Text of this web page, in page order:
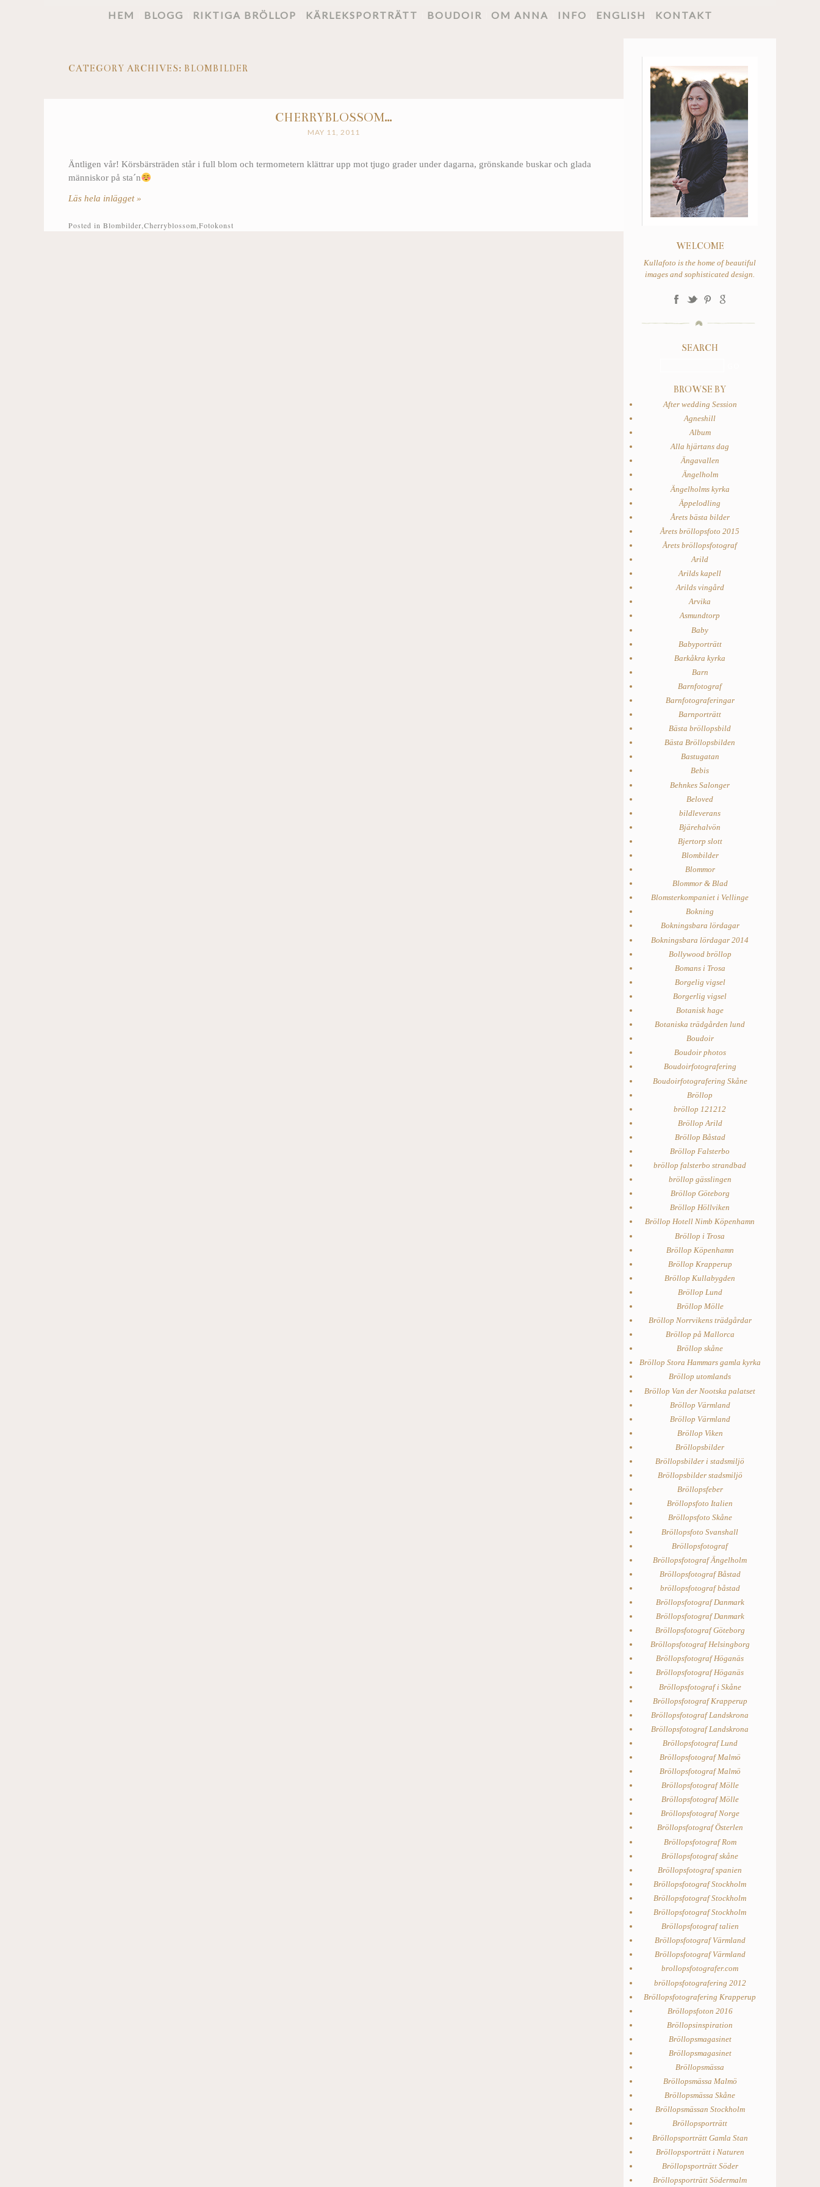
HEM BLOGG RIKTIGA BRÖLLOP KÄRLEKSPORTRÄTT BOUDOIR OM ANNA INFO ENGLISH KONTAKT
CATEGORY ARCHIVES: BLOMBILDER
CHERRYBLOSSOM…
MAY 11, 2011
Äntligen vår! Körsbärsträden står i full blom och termometern klättrar upp mot tjugo grader under dagarna, grönskande buskar och glada
människor på sta´n
Läs hela inlägget »
Posted in Blombilder Cherryblossom Fotokonst
WELCOME
Kullafoto is the home of beautiful
images and sophisticated design.
SEARCH
BROWSE BY
After wedding Session
Agneshill
Album
Alla hjärtans dag
Ängavallen
Ängelholm
Ängelholms kyrka
Äppelodling
Årets bästa bilder
Årets bröllopsfoto 2015
Årets bröllopsfotograf
Arild
Arilds kapell
Arilds vingård
Arvika
Asmundtorp
Baby
Babyporträtt
Barkåkra kyrka
Barn
Barnfotograf
Barnfotograferingar
Barnporträtt
Bästa bröllopsbild
Bästa Bröllopsbilden
Bastugatan
Bebis
Behnkes Salonger
Beloved
bildleverans
Bjärehalvön
Bjertorp slott
Blombilder
Blommor
Blommor & Blad
Blomsterkompaniet i Vellinge
Bokning
Bokningsbara lördagar
Bokningsbara lördagar 2014
Bollywood bröllop
Bomans i Trosa
Borgelig vigsel
Borgerlig vigsel
Botanisk hage
Botaniska trädgården lund
Boudoir
Boudoir photos
Boudoirfotografering
Boudoirfotografering Skåne
Bröllop
bröllop 121212
Bröllop Arild
Bröllop Båstad
Bröllop Falsterbo
bröllop falsterbo strandbad
bröllop gässlingen
Bröllop Göteborg
Bröllop Höllviken
Bröllop Hotell Nimb Köpenhamn
Bröllop i Trosa
Bröllop Köpenhamn
Bröllop Krapperup
Bröllop Kullabygden
Bröllop Lund
Bröllop Mölle
Bröllop Norrvikens trädgårdar
Bröllop på Mallorca
Bröllop skåne
Bröllop Stora Hammars gamla kyrka
Bröllop utomlands
Bröllop Van der Nootska palatset
Bröllop Värmland
Bröllop Värmland
Bröllop Viken
Bröllopsbilder
Bröllopsbilder i stadsmiljö
Bröllopsbilder stadsmiljö
Bröllopsfeber
Bröllopsfoto Italien
Bröllopsfoto Skåne
Bröllopsfoto Svanshall
Bröllopsfotograf
Bröllopsfotograf Ängelholm
Bröllopsfotograf Båstad
bröllopsfotograf båstad
Bröllopsfotograf Danmark
Bröllopsfotograf Danmark
Bröllopsfotograf Göteborg
Bröllopsfotograf Helsingborg
Bröllopsfotograf Höganäs
Bröllopsfotograf Höganäs
Bröllopsfotograf i Skåne
Bröllopsfotograf Krapperup
Bröllopsfotograf Landskrona
Bröllopsfotograf Landskrona
Bröllopsfotograf Lund
Bröllopsfotograf Malmö
Bröllopsfotograf Malmö
Bröllopsfotograf Mölle
Bröllopsfotograf Mölle
Bröllopsfotograf Norge
Bröllopsfotograf Österlen
Bröllopsfotograf Rom
Bröllopsfotograf skåne
Bröllopsfotograf spanien
Bröllopsfotograf Stockholm
Bröllopsfotograf Stockholm
Bröllopsfotograf Stockholm
Bröllopsfotograf talien
Bröllopsfotograf Värmland
Bröllopsfotograf Värmland
brollopsfotografer.com
bröllopsfotografering 2012
Bröllopsfotografering Krapperup
Bröllopsfoton 2016
Bröllopsinspiration
Bröllopsmagasinet
Bröllopsmagasinet
Bröllopsmässa
Bröllopsmässa Malmö
Bröllopsmässa Skåne
Bröllopsmässan Stockholm
Bröllopsporträtt
Bröllopsporträtt Gamla Stan
Bröllopsporträtt i Naturen
Bröllopsporträtt Söder
Bröllopsporträtt Södermalm